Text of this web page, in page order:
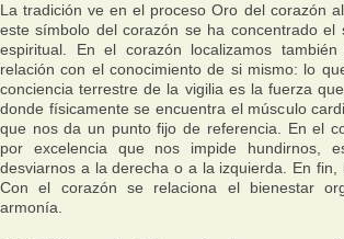
La tradición ve en el proceso Oro del corazón
este símbolo del corazón se ha concentrado el
espiritual. En el corazón localizamos
relación con el conocimiento de si mismo: lo
conciencia terrestre de la vigilia es la fuerza
donde físicamente se encuentra el músculo
que nos da un punto fijo de referencia. En el
por excelencia que nos impide hundirnos,
desviarnos a la derecha o a la izquierda. En fin,
Con el corazón se relaciona el bienestar
armonía.